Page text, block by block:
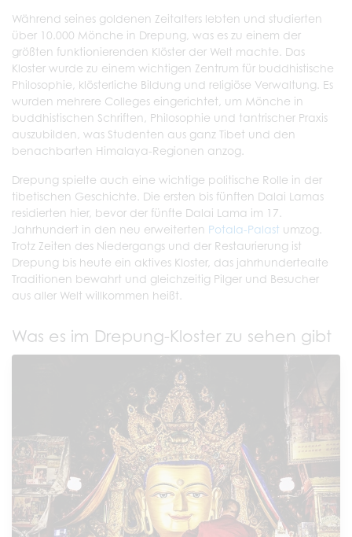
Während seines goldenen Zeitalters lebten und studierten
über 10.000 Mönche in Drepung, was es zu einem der
größten funktionierenden Klöster der Welt machte. Das
Kloster wurde zu einem wichtigen Zentrum für buddhistische
Philosophie, klösterliche Bildung und religiöse Verwaltung. Es
wurden mehrere Colleges eingerichtet, um Mönche in
buddhistischen Schriften, Philosophie und tantrischer Praxis
auszubilden, was Studenten aus ganz Tibet und den
benachbarten Himalaya-Regionen anzog.
Drepung spielte auch eine wichtige politische Rolle in der
tibetischen Geschichte. Die ersten bis fünften Dalai Lamas
residierten hier, bevor der fünfte Dalai Lama im 17.
Jahrhundert in den neu erweiterten Potala-Palast umzog.
Trotz Zeiten des Niedergangs und der Restaurierung ist
Drepung bis heute ein aktives Kloster, das jahrhundertealte
Traditionen bewahrt und gleichzeitig Pilger und Besucher
aus aller Welt willkommen heißt.
Was es im Drepung-Kloster zu sehen gibt